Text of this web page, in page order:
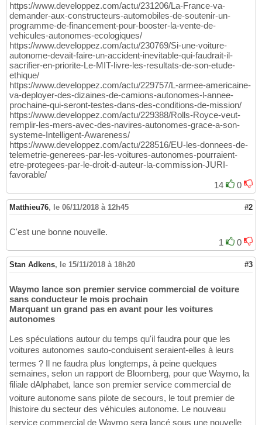
https://www.developpez.com/actu/231206/La-France-va-
demander-aux-constructeurs-automobiles-de-soutenir-un-
programme-de-financement-pour-booster-la-vente-de-
vehicules-autonomes-ecologiques/
https://www.developpez.com/actu/230769/Si-une-voiture-
autonome-devait-faire-un-accident-inevitable-qui-faudrait-il-
sacrifier-en-priorite-Le-MIT-livre-les-resultats-de-son-etude-
ethique/
https://www.developpez.com/actu/229757/L-armee-americaine-
va-deployer-des-dizaines-de-camions-autonomes-l-annee-
prochaine-qui-seront-testes-dans-des-conditions-de-mission/
https://www.developpez.com/actu/229388/Rolls-Royce-veut-
remplir-les-mers-avec-des-navires-autonomes-grace-a-son-
systeme-Intelligent-Awareness/
https://www.developpez.com/actu/228516/EU-les-donnees-de-
telemetrie-generees-par-les-voitures-autonomes-pourraient-
etre-protegees-par-le-droit-d-auteur-la-commission-JURI-
favorable/
14
0
Matthieu76, le 06/11/2018 à 12h45 #2
C'est une bonne nouvelle.
1
0
Stan Adkens, le 15/11/2018 à 18h20 #3
Waymo lance son premier service commercial de voiture
sans conducteur le mois prochain
Marquant un grand pas en avant pour les voitures
autonomes
Les spéculations autour du temps qu'il faudra pour que les
voitures autonomes sauto-conduisent seraient-elles à leurs
termes ? Il ne faudra plus longtemps, à peine quelques
semaines, selon un rapport de Bloomberg, pour que Waymo, la
filiale dAlphabet, lance son premier service commercial de
voiture autonome sans pilote de secours, le tout premier de
lhistoire du secteur des véhicules autonome. Le nouveau
service commercial de Waymo sera lancé sous une nouvelle